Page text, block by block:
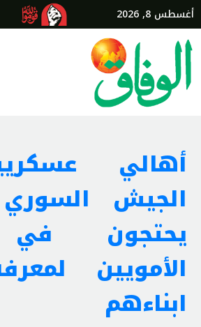
أغسطس 8, 2026
أهالي
الجيش
يحتجون
الأمويين
ابناءهم